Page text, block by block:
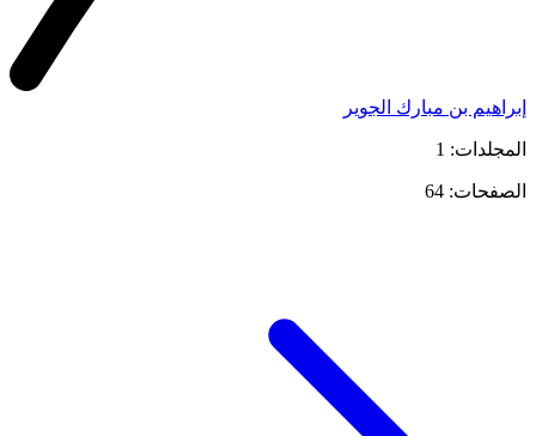
إبراهيم بن مبارك الجوير
المجلدات: 1
الصفحات: 64